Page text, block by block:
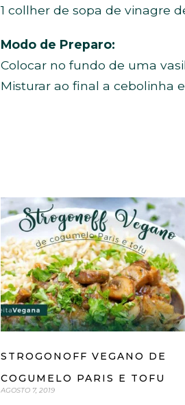
1 collher de sopa de vinagre
Modo de Preparo:
Colocar no fundo de uma
Misturar ao final a cebolinha
STROGONOFF VEGANO DE
COGUMELO PARIS E TOFU
AGOSTO 7, 2019